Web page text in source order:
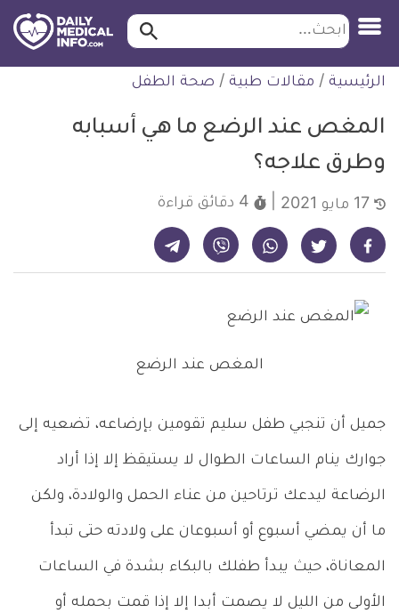
التخطي
للمحتوى
ابحث ابحث…
الرئيسية / مقالات طبية / صحة الطفل
المغص عند الرضع ما هي أسبابه
وطرق علاجه؟
4 دقائق قراءة
شارك على فيسبوك - ديلي ميديكال انفو شارك على تويتر - ديلي ميديكال انفو شارك على واتساب - ديلي ميديكال انفو شارك على فايبر - ديلي ميديكال انفو شارك على تيليجرام - ديلي ميديكال انفو
المغص عند الرضع
جميل أن تنجبي طفل سليم تقومين بإرضاعه، تضعيه إلى
جوارك ينام الساعات الطوال لا يستيقظ إلا إذا أراد
الرضاعة ليدعك ترتاحين من عناء الحمل والولادة، ولكن
ما أن يمضي أسبوع أو أسبوعان على ولادته حتى تبدأ
المعاناة، حيث يبدأ طفلك بالبكاء بشدة في الساعات
الأولى من الليل لا يصمت أبدا إلا إذا قمت بحمله أو